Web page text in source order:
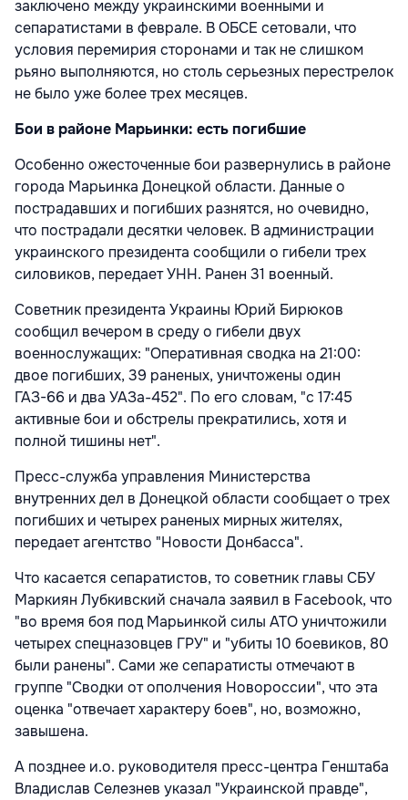
заключено между украинскими военными и
сепаратистами в феврале. В ОБСЕ сетовали, что
условия перемирия сторонами и так не слишком
рьяно выполняются, но столь серьезных перестрелок
не было уже более трех месяцев.
Бои в районе Марьинки: есть погибшие
Особенно ожесточенные бои развернулись в районе
города Марьинка Донецкой области. Данные о
пострадавших и погибших разнятся, но очевидно,
что пострадали десятки человек. В администрации
украинского президента сообщили о гибели трех
силовиков, передает УНН. Ранен 31 военный.
Советник президента Украины Юрий Бирюков
сообщил вечером в среду о гибели двух
военнослужащих: "Оперативная сводка на 21:00:
двое погибших, 39 раненых, уничтожены один
ГАЗ-66 и два УАЗа-452". По его словам, "с 17:45
активные бои и обстрелы прекратились, хотя и
полной тишины нет".
Пресс-служба управления Министерства
внутренних дел в Донецкой области сообщает о трех
погибших и четырех раненых мирных жителях,
передает агентство "Новости Донбасса".
Что касается сепаратистов, то советник главы СБУ
Маркиян Лубкивский сначала заявил в Facebook, что
"во время боя под Марьинкой силы АТО уничтожили
четырех спецназовцев ГРУ" и "убиты 10 боевиков, 80
были ранены". Сами же сепаратисты отмечают в
группе "Сводки от ополчения Новороссии", что эта
оценка "отвечает характеру боев", но, возможно,
завышена.
А позднее и.о. руководителя пресс-центра Генштаба
Владислав Селезнев указал "Украинской правде",